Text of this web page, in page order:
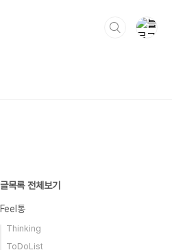
글목록 전체보기
Feel통
Thinking
ToDoList